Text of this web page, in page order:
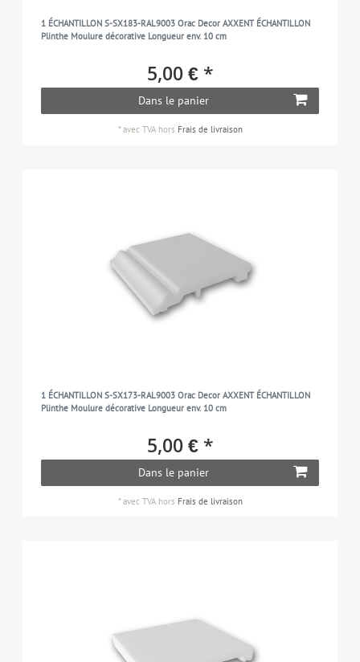
1 ÉCHANTILLON S-SX183-RAL9003 Orac Decor AXXENT ÉCHANTILLON
Plinthe Moulure décorative Longueur env. 10 cm
5,00 € *
Dans le panier
*avec TVAhors Frais de livraison
1 ÉCHANTILLON S-SX173-RAL9003 Orac Decor AXXENT ÉCHANTILLON
Plinthe Moulure décorative Longueur env. 10 cm
5,00 € *
Dans le panier
*avec TVAhors Frais de livraison